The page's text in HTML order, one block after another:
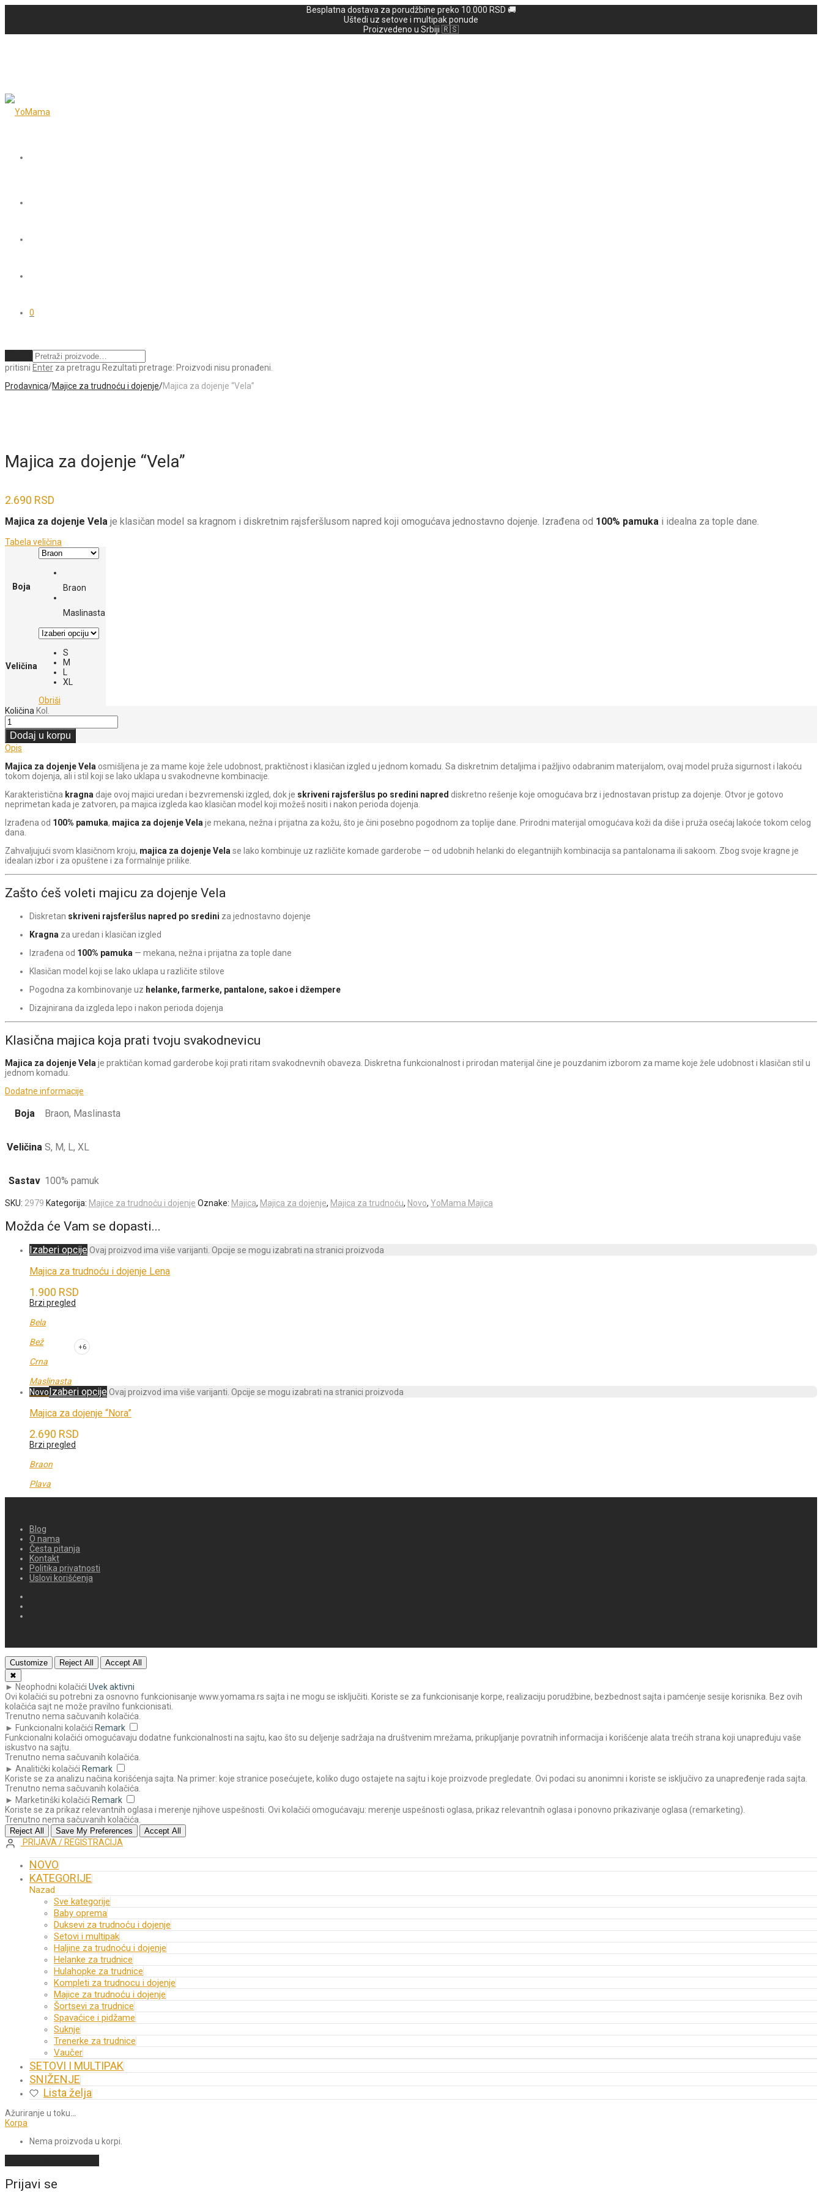
Besplatna dostava za porudžbine preko 10.000 RSD 🚚
Uštedi uz setove i multipak ponude
Proizvedeno u Srbiji 🇷🇸
0
pritisni Enter za pretragu Rezultati pretrage: Proizvodi nisu pronađeni.
Prodavnica/Majice za trudnoću i dojenje/Majica za dojenje “Vela”
Majica za dojenje “Vela”
2.690 RSD
Majica za dojenje Vela je klasičan model sa kragnom i diskretnim rajsferšlusom napred koji omogućava jednostavno dojenje. Izrađena od 100% pamuka i idealna za tople dane.
Tabela veličina
Boja Braon
Maslinasta
Veličina
S
M
XL
Obriši
Količina Kol.
Dodaj u korpu
Opis
Majica za dojenje Vela osmišljena je za mame koje žele udobnost, praktičnost i klasičan izgled u jednom komadu. Sa diskretnim detaljima i pažljivo odabranim materijalom, ovaj model pruža sigurnost i lakoću
tokom dojenja, ali i stil koji se lako uklapa u svakodnevne kombinacije.
Karakteristična kragna daje ovoj majici uredan i bezvremenski izgled, dok je skriveni rajsferšlus po sredini napred diskretno rešenje koje omogućava brz i jednostavan pristup za dojenje. Otvor je gotovo
neprimetan kada je zatvoren, pa majica izgleda kao klasičan model koji možeš nositi i nakon perioda dojenja.
Izrađena od 100% pamuka, majica za dojenje Vela je mekana, nežna i prijatna za kožu, što je čini posebno pogodnom za toplije dane. Prirodni materijal omogućava koži da diše i pruža osećaj lakoće tokom celog
dana.
Zahvaljujući svom klasičnom kroju, majica za dojenje Vela se lako kombinuje uz različite komade garderobe — od udobnih helanki do elegantnijih kombinacija sa pantalonama ili sakoom. Zbog svoje kragne je
idealan izbor i za opuštene i za formalnije prilike.
Zašto ćeš voleti majicu za dojenje Vela
Diskretan skriveni rajsferšlus napred po sredini za jednostavno dojenje
Kragna za uredan i klasičan izgled
Izrađena od 100% pamuka — mekana, nežna i prijatna za tople dane
Klasičan model koji se lako uklapa u različite stilove
Pogodna za kombinovanje uz helanke, farmerke, pantalone, sakoe i džempere
Dizajnirana da izgleda lepo i nakon perioda dojenja
Klasična majica koja prati tvoju svakodnevicu
Majica za dojenje Velaje praktičan komad garderobe koji prati ritam svakodnevnih obaveza. Diskretna funkcionalnost i prirodan materijal čine je pouzdanim izborom za mame koje žele udobnost i klasičan stil u
jednom komadu.
Dodatne informacije
Boja Braon, Maslinasta
Veličina S, M, L, XL
Sastav 100% pamuk
SKU: 2979 Kategorija: Majice za trudnoću i dojenje Oznake: Majica, Majica za dojenje, Majica za trudnoću, Novo, YoMama Majica
Možda će Vam se dopasti...
Izaberi opcije Ovaj proizvod ima više varijanti. Opcije se mogu izabrati na stranici proizvoda
Majica za trudnoću i dojenje Lena
1.900 RSD
Brzi pregled
Bela
Bež
Crna
Maslinasta
+6
Novo Izaberi opcije Ovaj proizvod ima više varijanti. Opcije se mogu izabrati na stranici proizvoda
Majica za dojenje “Nora”
2.690 RSD
Brzi pregled
Braon
Plava
Blog
O nama
Česta pitanja
Kontakt
Politika privatnosti
Uslovi korišćenja
Customize Reject All
Accept All
✖
► Neophodni kolačići Uvek aktivni
Ovi kolačići su potrebni za osnovno funkcionisanje www.yomama.rs sajta i ne mogu se isključiti. Koriste se za funkcionisanje korpe, realizaciju porudžbine, bezbednost sajta i pamćenje sesije korisnika. Bez ovih
kolačića sajt ne može pravilno funkcionisati.
Trenutno nema sačuvanih kolačića.
► Funkcionalni kolačići Remark
Funkcionalni kolačići omogućavaju dodatne funkcionalnosti na sajtu, kao što su deljenje sadržaja na društvenim mrežama, prikupljanje povratnih informacija i korišćenje alata trećih strana koji unapređuju vaše
iskustvo na sajtu.
Trenutno nema sačuvanih kolačića.
► Analitički kolačići Remark
Koriste se za analizu načina korišćenja sajta. Na primer: koje stranice posećujete, koliko dugo ostajete na sajtu i koje proizvode pregledate. Ovi podaci su anonimni i koriste se isključivo za unapređenje rada sajta.
Trenutno nema sačuvanih kolačića.
► Marketinški kolačići Remark
Koriste se za prikaz relevantnih oglasa i merenje njihove uspešnosti. Ovi kolačići omogućavaju: merenje uspešnosti oglasa, prikaz relevantnih oglasa i ponovno prikazivanje oglasa (remarketing).
Trenutno nema sačuvanih kolačića.
Reject All Save My Preferences Accept All
PRIJAVA / REGISTRACIJA
NOVO
KATEGORIJE
Nazad
Sve kategorije
Baby oprema
Duksevi za trudnoću i dojenje
Setovi i multipak
Haljine za trudnoću i dojenje
Helanke za trudnice
Hulahopke za trudnice
Kompleti za trudnocu i dojenje
Majice za trudnoću i dojenje
Šortsevi za trudnice
Spavaćice i pidžame
Suknje
Trenerke za trudnice
Vaučer
SETOVI I MULTIPAK
SNIŽENJE
Lista želja
Ažuriranje u toku…
Korpa
Nema proizvoda u korpi.
Prijavi se